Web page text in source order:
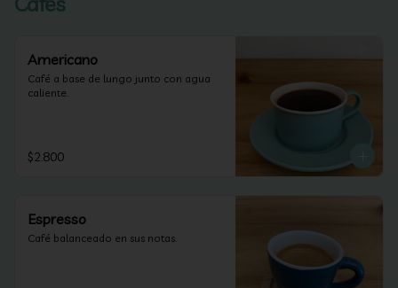
Americano
Café a base de lungo junto con agua
caliente.
$2.800
Espresso
Café balanceado en sus notas.